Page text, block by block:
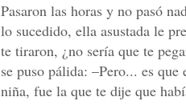
Pasaron las horas y no pasó
lo sucedido, ella asustada le
te tiraron, ¿no sería que te
se puso pálida: –Pero... es
niña, fue la que te dije que